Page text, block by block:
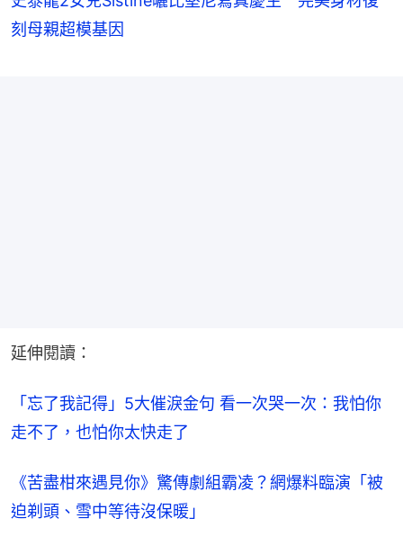
刻母親超模基因
延伸閱讀：
「忘了我記得」5大催淚金句 看一次哭一次：我怕你
走不了，也怕你太快走了
《苦盡柑來遇見你》驚傳劇組霸凌？網爆料臨演「被
迫剃頭、雪中等待沒保暖」